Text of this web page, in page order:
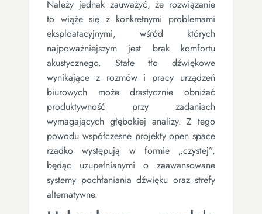
Należy jednak zauważyć, że rozwiązanie
to wiąże się z konkretnymi problemami
eksploatacyjnymi, wśród których
najpoważniejszym jest brak komfortu
akustycznego. Stałe tło dźwiękowe
wynikające z rozmów i pracy urządzeń
biurowych może drastycznie obniżać
produktywność przy zadaniach
wymagających głębokiej analizy. Z tego
powodu współczesne projekty open space
rzadko występują w formie „czystej”,
będąc uzupełnianymi o zaawansowane
systemy pochłaniania dźwięku oraz strefy
alternatywne.